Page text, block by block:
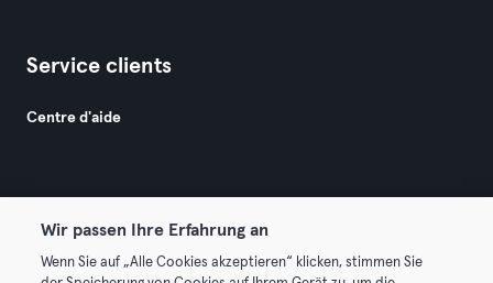
Service clients
Centre d'aide
© 2026 Urban Sports Group GmbH. All rights reserved.
Wir passen Ihre Erfahrung an
Wenn Sie auf „Alle Cookies akzeptieren“ klicken, stimmen Sie